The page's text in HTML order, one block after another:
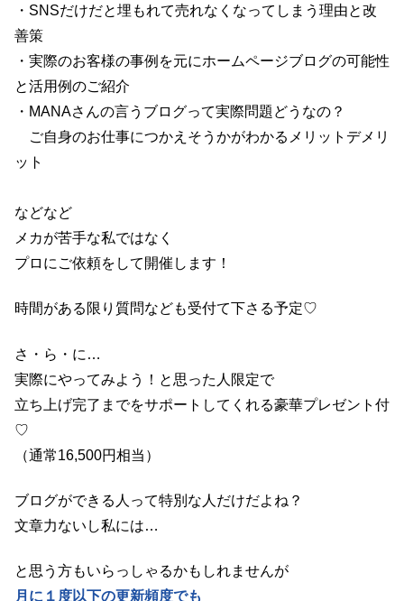
・SNSだけだと埋もれて売れなくなってしまう理由と改
善策
・実際のお客様の事例を元にホームページブログの可能性
と活用例のご紹介
・MANAさんの言うブログって実際問題どうなの？
ご自身のお仕事につかえそうかがわかるメリットデメリ
ット
などなど
メカが苦手な私ではなく
プロにご依頼をして開催します！
時間がある限り質問なども受付て下さる予定♡
さ・ら・に…
実際にやってみよう！と思った人限定で
立ち上げ完了までをサポートしてくれる豪華プレゼント付
♡
（通常16,500円相当）
ブログができる人って特別な人だけだよね？
文章力ないし私には…
と思う方もいらっしゃるかもしれませんが
月に１度以下の更新頻度でも